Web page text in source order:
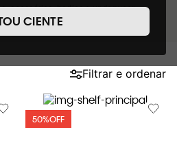
quais cookies usaremos e quais
processamos os dados
Quando você visita nosso site,
sua solicitação específica para
de comprar um item em nossa
sobre o nosso aviso de
CIENTE
acessórios, bodies e underwear.
Filtrar e ordenar
50%OFF